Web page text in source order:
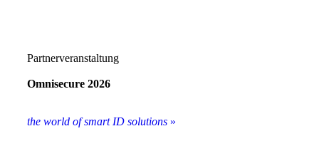
Partnerveranstaltung
Omnisecure 2026
the world of smart ID solutions »